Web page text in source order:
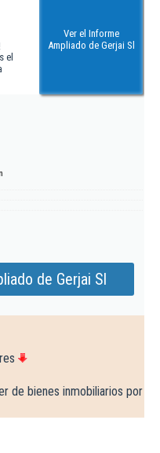
el
Ver el Informe
Ampliado de Gerjai Sl
de Gerjai Sl
de bienes inmobiliarios por